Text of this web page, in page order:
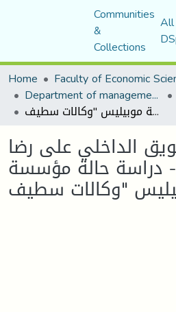
Communities
&
Collections
Home
Department of management sciences
أثر تطبيق التسويق الداخلي على رضا الزبائن - دراسة حالة مؤسسة موبيليس "وكالات سطيف"-
الداخلي على رضا
- دراسة حالة مؤسسة